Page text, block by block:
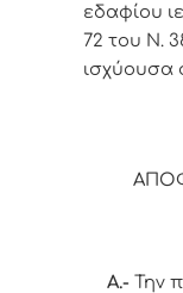
εδαφίου
72 του Ν.
ισχύουσα
Α.- Την